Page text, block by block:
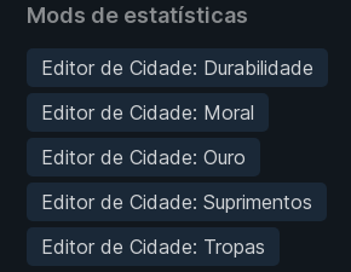
Mods de estatísticas
Editor de Cidade: Durabilidade
Editor de Cidade: Moral
Editor de Cidade: Ouro
Editor de Cidade: Suprimentos
Editor de Cidade: Tropas